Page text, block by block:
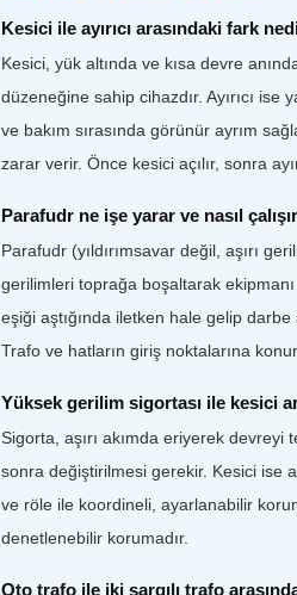
Kesici ile ayırıcı arasındaki fark
Kesici, yük altında ve kısa devre
düzeneğine sahip cihazdır. Ayırıcı ise
ve bakım sırasında görünür ayrım
zarar verir. Önce kesici açılır, sonra
Parafudr ne işe yarar ve nasıl
Parafudr (yıldırımsavar değil, aşırı
gerilimleri toprağa boşaltarak
eşiği aştığında iletken hale gelip darbe
Trafo ve hatların giriş noktalarına konur.
Yüksek gerilim sigortası ile kesici
Sigorta, aşırı akımda eriyerek devreyi
sonra değiştirilmesi gerekir. Kesici ise
ve röle ile koordineli, ayarlanabilir
denetlenebilir korumadır.
Oto trafo ile iki sargılı trafo